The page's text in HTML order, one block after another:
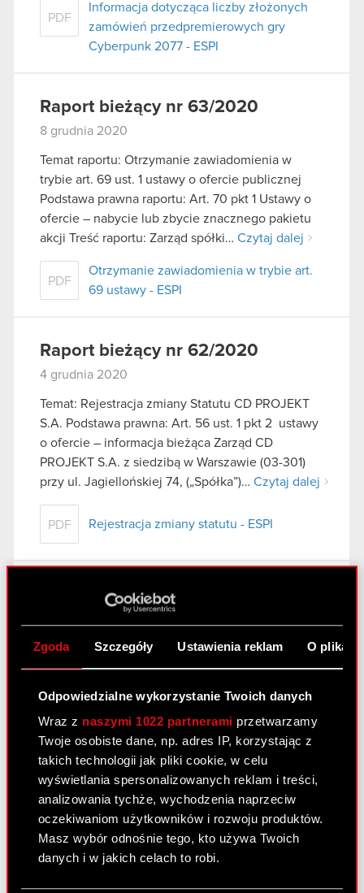
Zgoda Szczegóły Ustawienia reklam O
Odpowiedzialne wykorzystanie Twoich danych
Wraz z naszymi 1022 partnerami przetwarzamy
Twoje osobiste dane, np. adres IP, korzystając z
takich technologii jak pliki cookie, w celu
wyświetlania spersonalizowanych reklam i treści,
analizowania tychże, wychodzenia naprzeciw
oczekiwaniom użytkowników i rozwoju produktów.
Masz wybór odnośnie tego, kto używa Twoich
danych i w jakich celach to robi.
PDF
Informacja dotycząca liczby złożonych
zamówień przedpremierowych gry
Cyberpunk 2077 - ESPI
Raport bieżący nr 63/2020
8 grudnia 2020
Temat raportu: Otrzymanie zawiadomienia w
trybie art. 69 ust. 1 ustawy o ofercie publicznej
Podstawa prawna raportu: Art. 70 pkt 1 Ustawy o
ofercie – nabycie lub zbycie znacznego pakietu
akcji Treść raportu: Zarząd spółki… Czytaj dalej
PDF
Otrzymanie zawiadomienia w trybie art.
69 ustawy - ESPI
Raport bieżący nr 62/2020
4 grudnia 2020
Temat: Rejestracja zmiany Statutu CD PROJEKT
S.A. Podstawa prawna: Art. 56 ust. 1 pkt 2 ustawy
o ofercie – informacja bieżąca Zarząd CD
PROJEKT S.A. z siedzibą w Warszawie (03-301)
przy ul. Jagiellońskiej 74, („Spółka”)… Czytaj dalej
PDF Rejestracja zmiany statutu - ESPI
Raport bieżący nr 61/2020/K
Temat: Korekta raportu bieżącego nr 61/2020
Podstawa prawna: Art. 17 ust. 1 MAR – informacje
Warszawie (dalej: „Spółka”) przekazuje niniejszym
do publicznej wiadomości korektę omyłki
pisarskiej zaistniałej…Czytaj dalej
PDF
Podwyższenie kapitału zakładowego -
korekta
Raport bieżący nr 60/2020/K